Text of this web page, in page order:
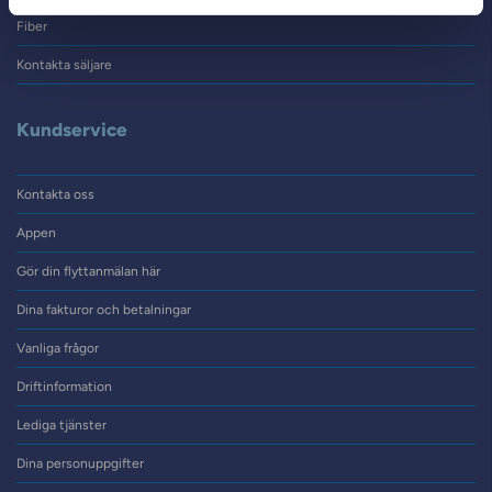
Fiber
Kontakta säljare
Kundservice
Kontakta oss
Appen
Gör din flyttanmälan här
Dina fakturor och betalningar
Vanliga frågor
Driftinformation
Lediga tjänster
Dina personuppgifter